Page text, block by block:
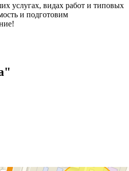
услугах, видах работ и типовых
и подготовим